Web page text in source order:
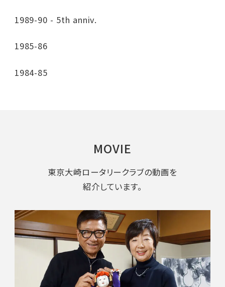
1989-90 - 5th anniv.
1985-86
1984-85
MOVIE
東京大崎ロータリークラブの動画を
紹介しています。